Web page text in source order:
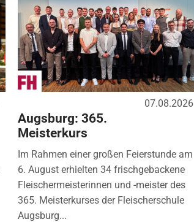
07.08.2026
Augsburg: 365.
Meisterkurs
Im Rahmen einer großen Feierstunde am
6. August erhielten 34 frischgebackene
Fleischermeisterinnen und -meister des
365. Meisterkurses der Fleischerschule
Augsburg...